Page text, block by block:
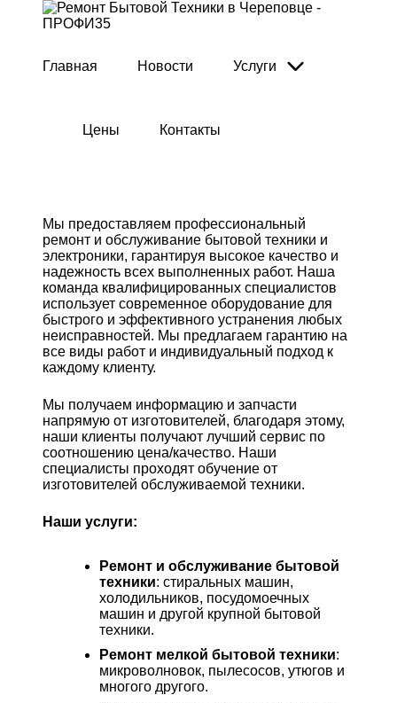
Главная Новости Услуги
Цены Контакты
Мы предоставляем профессиональный
ремонт и обслуживание бытовой техники и
электроники, гарантируя высокое качество и
надежность всех выполненных работ. Наша
команда квалифицированных специалистов
использует современное оборудование для
быстрого и эффективного устранения любых
неисправностей. Мы предлагаем гарантию на
все виды работ и индивидуальный подход к
каждому клиенту.
Мы получаем информацию и запчасти
напрямую от изготовителей, благодаря этому,
наши клиенты получают лучший сервис по
соотношению цена/качество. Наши
специалисты проходят обучение от
изготовителей обслуживаемой техники.
Наши услуги:
Ремонт и обслуживание бытовой
техники: стиральных машин,
холодильников, посудомоечных
машин и другой крупной бытовой
техники.
Ремонт мелкой бытовой техники:
микроволновок, пылесосов, утюгов и
многого другого.